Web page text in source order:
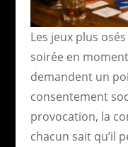
Les jeux plus
soirée en
demandent un
consentement
provocation, la
chacun sait qu’il